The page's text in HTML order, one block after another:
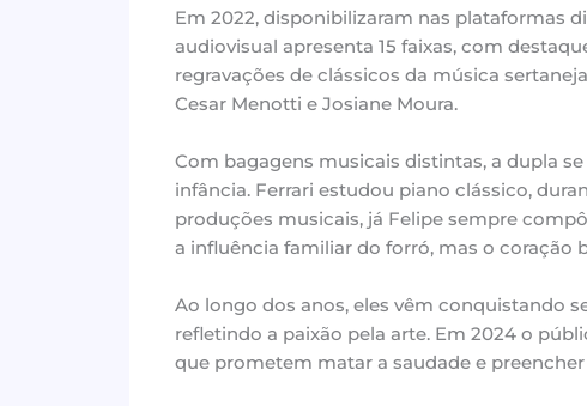
Em 2022, disponibilizaram nas plataformas
audiovisual apresenta 15 faixas, com
regravações de clássicos da música
Cesar Menotti e Josiane Moura.
Com bagagens musicais distintas, a dupla
infância. Ferrari estudou piano clássico,
produções musicais, já Felipe sempre
a influência familiar do forró, mas o coração
Ao longo dos anos, eles vêm conquistando
refletindo a paixão pela arte. Em 2024 o
que prometem matar a saudade e